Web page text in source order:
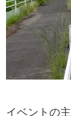
イベントの